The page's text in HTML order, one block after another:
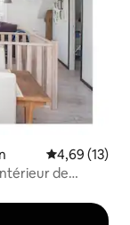
Évaluation
4,69 (13)
de